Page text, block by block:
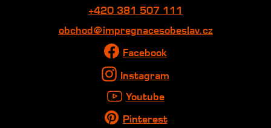
+420 381 507 111
obchod@impregnacesobeslav.cz
Facebook
Instagram
Youtube
Pinterest